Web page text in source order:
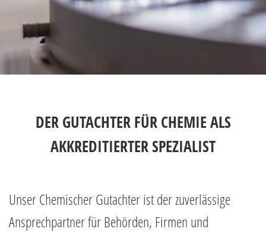
DER GUTACHTER FÜR CHEMIE ALS
AKKREDITIERTER SPEZIALIST
Unser Chemischer Gutachter ist der zuverlässige
Ansprechpartner für Behörden, Firmen und